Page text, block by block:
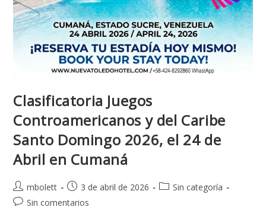
Clasificatoria Juegos
Controamericanos y del Caribe
Santo Domingo 2026, el 24 de
Abril en Cumaná
mbolett 3 de abril de 2026
Sin categoría
Sin comentarios